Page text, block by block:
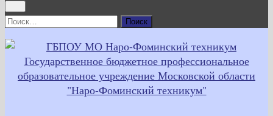
Найти: